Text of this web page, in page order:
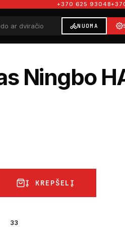
+370 625 93048
NUOMA
Ningbo
Į KREPŠELĮ
33